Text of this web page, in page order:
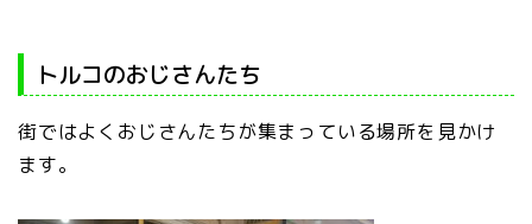
トルコのおじさんたち
街ではよくおじさんたちが集まっている場所を見かけ
ます。